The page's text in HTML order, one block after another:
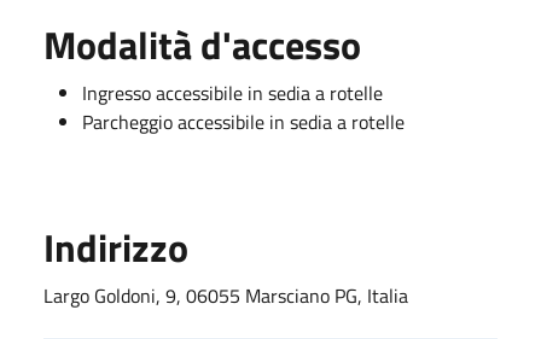
Modalità d'accesso
Ingresso accessibile in sedia a rotelle
Parcheggio accessibile in sedia a rotelle
Indirizzo
Largo Goldoni, 9, 06055 Marsciano PG, Italia